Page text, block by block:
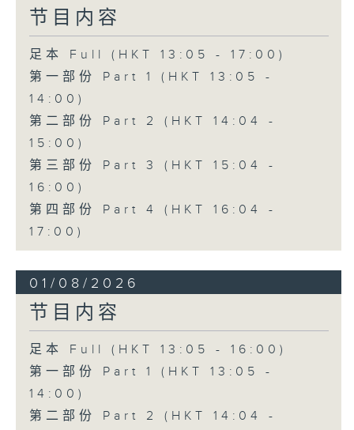
节目内容
足本 Full (HKT 13:05 - 17:00)
第一部份 Part 1 (HKT 13:05 -
14:00)
第二部份 Part 2 (HKT 14:04 -
15:00)
第三部份 Part 3 (HKT 15:04 -
16:00)
第四部份 Part 4 (HKT 16:04 -
17:00)
01/08/2026
节目内容
足本 Full (HKT 13:05 - 16:00)
第一部份 Part 1 (HKT 13:05 -
14:00)
第二部份 Part 2 (HKT 14:04 -